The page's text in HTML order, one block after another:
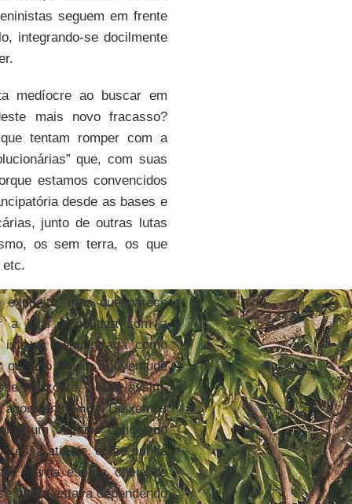
seguem em frente
integrando-se docilmente
medíocre ao buscar em
mais novo fracasso?
tentam romper com a
que, com suas
estamos convencidos
desde as bases e
junto de outras lutas
os sem terra, os que
etc.
explícito, mas que parece
a ligar a política com a
é, sequestrada como
no fundo, a juventude
horizonte. Se for assim,
entre nós. Deixemos
um objetivo congelado
essa atitude, então nunca
eterna espera cheia de
futuro estava dependendo